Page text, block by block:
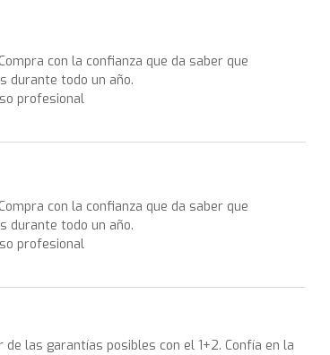
con la confianza que da saber que
durante todo un año.
profesional
con la confianza que da saber que
durante todo un año.
profesional
las garantías posibles con el 1+2. Confía en la